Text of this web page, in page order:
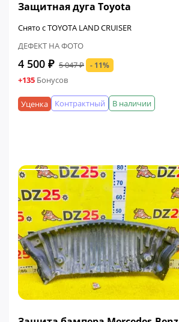
Защитная дуга Toyota
Снято с TOYOTA LAND CRUISER
ДЕФЕКТ НА ФОТО
4 500 ₽ 5 047 ₽ - 11%
+135 Бонусов
В наличии
Контрактный
Уценка